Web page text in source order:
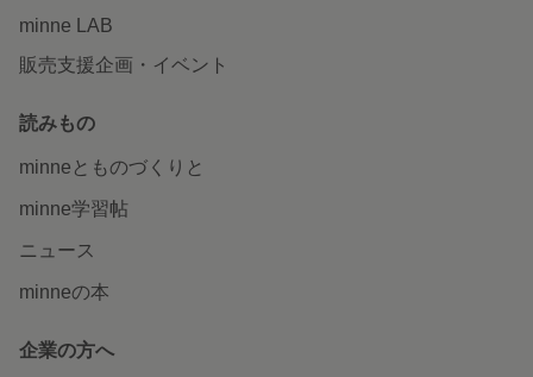
minne LAB
販売支援企画・イベント
読みもの
minneとものづくりと
minne学習帖
ニュース
minneの本
企業の方へ